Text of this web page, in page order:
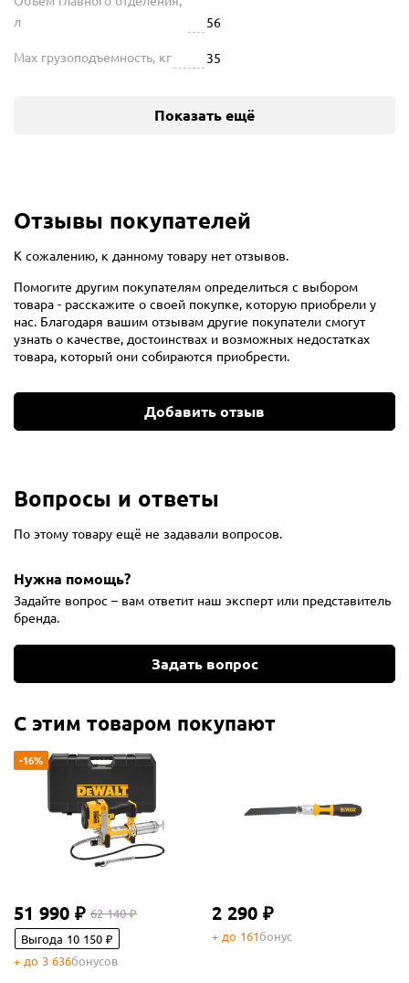
л
56
Max грузоподъемность, кг 35
Показать ещё
Отзывы покупателей
К сожалению, к данному товару нет отзывов.
Помогите другим покупателям определиться с выбором
товара - расскажите о своей покупке, которую приобрели у
нас. Благодаря вашим отзывам другие покупатели смогут
узнать о качестве, достоинствах и возможных недостатках
товара, который они собираются приобрести.
Добавить отзыв
Вопросы и ответы
По этому товару ещё не задавали вопросов.
Нужна помощь?
Задайте вопрос – вам ответит наш эксперт или представитель
бренда.
Задать вопрос
С этим товаром покупают
-16%
51 990 ₽ 62 140 ₽
Выгода 10 150 ₽
+ до 3 636бонусов
2 290 ₽
+ до 161бонус